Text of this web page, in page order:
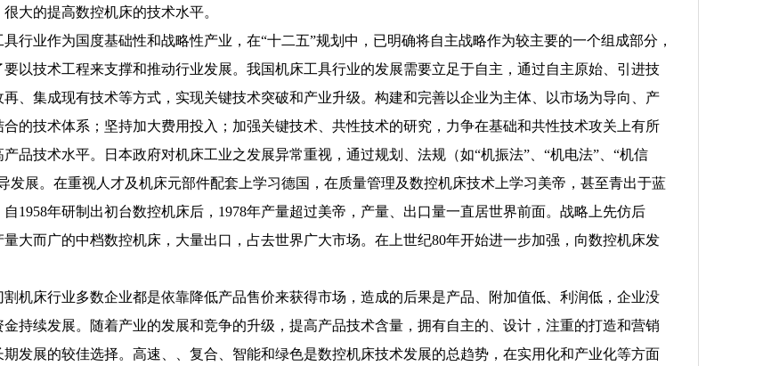
大的提高数控机床的技术水平。
具行业作为国度基础性和战略性产业，在“十二五”规划中，已明确将自主战略作为较主要的一个组成部分，
要以技术工程来支撑和推动行业发展。我国机床工具行业的发展需要立足于自主，通过自主原始、引进技
再、集成现有技术等方式，实现关键技术突破和产业升级。构建和完善以企业为主体、以市场为导向、产
合的技术体系；坚持加大费用投入；加强关键技术、共性技术的研究，力争在基础和共性技术攻关上有所
产品技术水平。日本政府对机床工业之发展异常重视，通过规划、法规（如“机振法”、“机电法”、“机信
发展。在重视人才及机床元部件配套上学习德国，在质量管理及数控机床技术上学习美帝，甚至青出于蓝
1958年研制出初台数控机床后，1978年产量超过美帝，产量、出口量一直居世界前面。战略上先仿后
量大而广的中档数控机床，大量出口，占去世界广大市场。在上世纪80年开始进一步加强，向数控机床发
割机床行业多数企业都是依靠降低产品售价来获得市场，造成的后果是产品、附加值低、利润低，企业没
金持续发展。随着产业的发展和竞争的升级，提高产品技术含量，拥有自主的、设计，注重的打造和营销
期发展的较佳选择。高速、、复合、智能和绿色是数控机床技术发展的总趋势，在实用化和产业化等方面